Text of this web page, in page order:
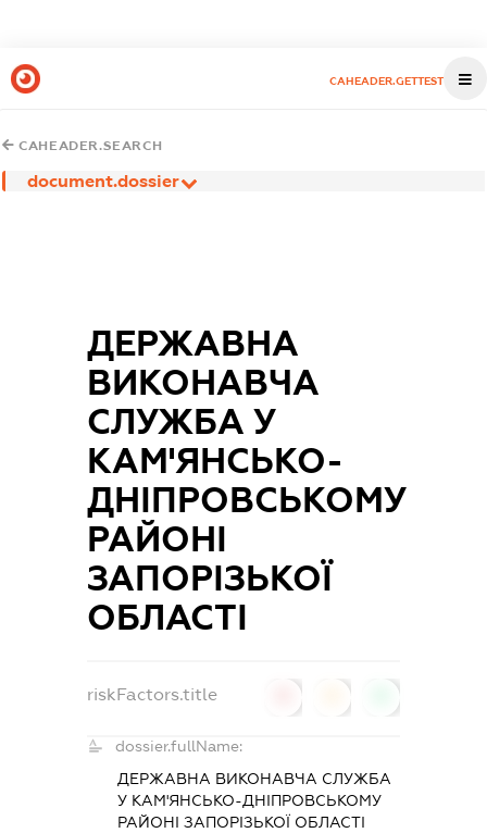
CAHEADER.GETTEST
CAHEADER.SEARCH
document.dossier
ДЕРЖАВНА
ВИКОНАВЧА
СЛУЖБА У
КАМ'ЯНСЬКО-
ДНІПРОВСЬКОМУ
РАЙОНІ
ЗАПОРІЗЬКОЇ
ОБЛАСТІ
riskFactors.title
dossier.fullName:
ДЕРЖАВНА ВИКОНАВЧА СЛУЖБА
У КАМ'ЯНСЬКО-ДНІПРОВСЬКОМУ
РАЙОНІ ЗАПОРІЗЬКОЇ ОБЛАСТІ